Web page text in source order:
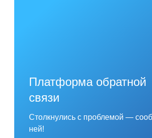
Платформа обратной
связи
Столкнулись с проблемой —
ней!